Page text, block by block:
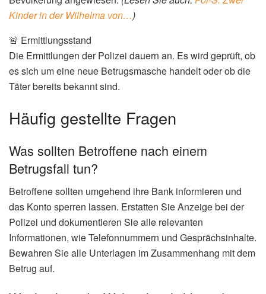
Kinder in der Wilhelma von…)
🚨 Ermittlungsstand
Die Ermittlungen der Polizei dauern an. Es wird geprüft, ob
es sich um eine neue Betrugsmasche handelt oder ob die
Täter bereits bekannt sind.
Häufig gestellte Fragen
Was sollten Betroffene nach einem
Betrugsfall tun?
Betroffene sollten umgehend ihre Bank informieren und
das Konto sperren lassen. Erstatten Sie Anzeige bei der
Polizei und dokumentieren Sie alle relevanten
Informationen, wie Telefonnummern und Gesprächsinhalte.
Bewahren Sie alle Unterlagen im Zusammenhang mit dem
Betrug auf.